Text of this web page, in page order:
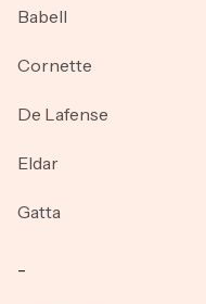
Babell
Cornette
De Lafense
Eldar
Gatta